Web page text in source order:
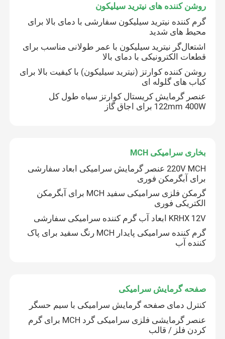
روشن کننده های نیترید سیلیکون
گرم کننده نیترید سیلیکون سفارشی با دمای بالا برای
محیط های شدید
اشتعال‌گر نیترید سیلیکون با عمر طولانی مناسب برای
قطعات الکترونیکی با دمای بالا
روشن کننده کوارتز (نیترید سیلیکون) با کیفیت بالا برای
کباب های گلوله ای
عنصر گرمایش کریستال کوارتز سیاه طول کل
122mm 400W برای اجاق گاز
بخاری سرامیکی MCH
220V MCH عنصر گرمایش سرامیکی ابعاد سفارشی
برای آبگرمکن فوری
گرمکن فلزی سرامیکی سفید MCH برای آبگرمکن
الکتریکی فوری
KRHX 12V ابعاد آب گرم کننده سرامیکی سفارشی
گرم کننده سرامیکی پایدار MCH رنگ سفید برای پاک
کننده آب
صفحه گرمایش سرامیکی
کنترل دمای صفحه گرمایش سرامیکی با سیم حسگر
عنصر گرمایشی فلزی سرامیکی گرد MCH برای گرم
کردن فلز / قالب